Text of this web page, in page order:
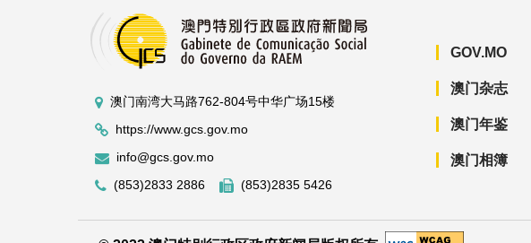
澳门南湾大马路762-804号中华广场15楼
https://www.gcs.gov.mo
info@gcs.gov.mo
(853)2833 2886
(853)2835 5426
GOV.MO
澳门杂志
澳门年鉴
澳门相簿